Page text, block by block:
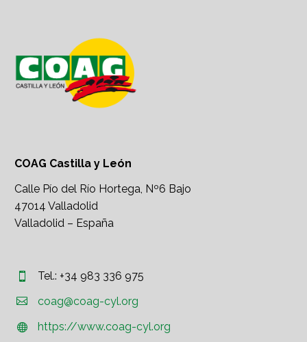
COAG Castilla y León
Calle Pío del Río Hortega, Nº6 Bajo
47014 Valladolid
Valladolid – España

 Tel.: +34 983 336 975

 coag@coag-cyl.org

 https://www.coag-cyl.org